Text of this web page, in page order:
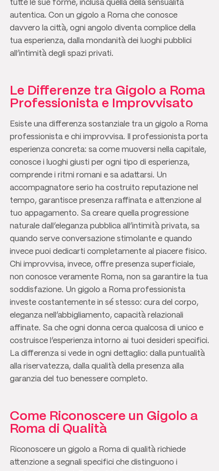
tutte le sue forme, inclusa quella della sensualità
autentica. Con un gigolo a Roma che conosce
davvero la città, ogni angolo diventa complice della
tua esperienza, dalla mondanità dei luoghi pubblici
all’intimità degli spazi privati.
Le Differenze tra Gigolo a Roma
Professionista e Improvvisato
Esiste una differenza sostanziale tra un gigolo a Roma
professionista e chi improvvisa. Il professionista porta
esperienza concreta: sa come muoversi nella capitale,
conosce i luoghi giusti per ogni tipo di esperienza,
comprende i ritmi romani e sa adattarsi. Un
accompagnatore serio ha costruito reputazione nel
tempo, garantisce presenza raffinata e attenzione al
tuo appagamento. Sa creare quella progressione
naturale dall’eleganza pubblica all’intimità privata, sa
quando serve conversazione stimolante e quando
invece puoi dedicarti completamente al piacere fisico.
Chi improvvisa, invece, offre presenza superficiale,
non conosce veramente Roma, non sa garantire la tua
soddisfazione. Un gigolo a Roma professionista
investe costantemente in sé stesso: cura del corpo,
eleganza nell’abbigliamento, capacità relazionali
affinate. Sa che ogni donna cerca qualcosa di unico e
costruisce l’esperienza intorno ai tuoi desideri specifici.
La differenza si vede in ogni dettaglio: dalla puntualità
alla riservatezza, dalla qualità della presenza alla
garanzia del tuo benessere completo.
Come Riconoscere un Gigolo a
Roma di Qualità
Riconoscere un gigolo a Roma di qualità richiede
attenzione a segnali specifici che distinguono i